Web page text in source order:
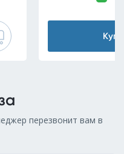
перезвонит вам в